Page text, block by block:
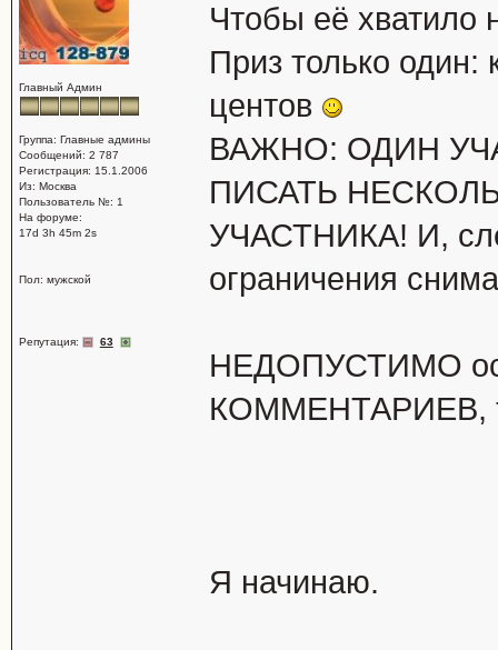
Главный Админ
Группа: Главные админы
Сообщений: 2 787
Регистрация: 15.1.2006
Из: Москва
Пользователь №: 1
На форуме:
17d 3h 45m 2s
Пол: мужской
Репутация: 63
Чтобы её хватило
Приз только один:
центов
ВАЖНО: ОДИН
ПИСАТЬ
УЧАСТНИКА! И,
ограничения
НЕДОПУСТИМО
КОММЕНТАРИЕВ,
Я начинаю.